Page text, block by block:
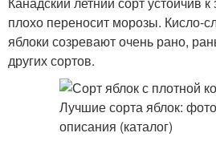
плохо переносит морозы. Кисло-
яблоки созревают очень рано,
других сортов.